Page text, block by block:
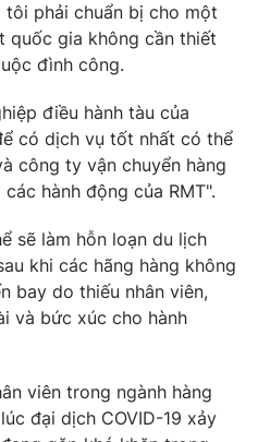
nếu không có sự chấp
VTV.vn khi phát hành lại
phải chuẩn bị cho một
quốc gia không cần thiết
đình công.
điều hành tàu của
có dịch vụ tốt nhất có thể
công ty vận chuyển hàng
hành động của RMT".
sẽ làm hỗn loạn du lịch
khi các hãng hàng không
bay do thiếu nhân viên,
và bức xúc cho hành
viên trong ngành hàng
đại dịch COVID-19 xảy